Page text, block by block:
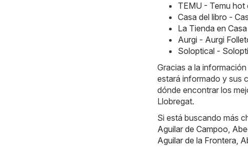
TEMU - Temu
Casa del libro -
La Tienda en
Aurgi - Aurgi
Soloptical -
Gracias a la
estará informado y sus
dónde encontrar los
Llobregat.
Si está buscando más
Aguilar de Campoo,
Aguilar de la Frontera,